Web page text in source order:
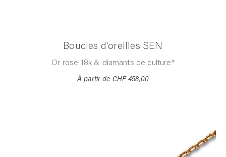
Boucles d'oreilles SEN
Or rose 18k & diamants de culture*
À partir de CHF 458,00